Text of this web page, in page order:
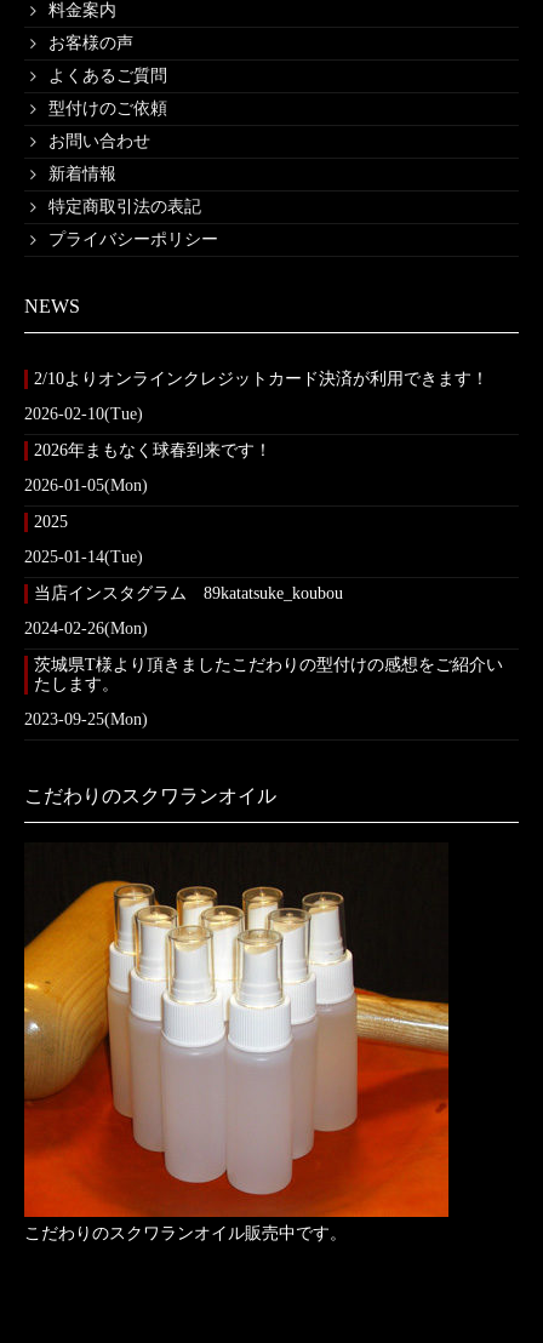
料金案内
お客様の声
よくあるご質問
型付けのご依頼
お問い合わせ
新着情報
特定商取引法の表記
プライバシーポリシー
NEWS
2/10よりオンラインクレジットカード決済が利用できます！
2026-02-10(Tue)
2026年まもなく球春到来です！
2026-01-05(Mon)
2025
2025-01-14(Tue)
当店インスタグラム 89katatsuke_koubou
2024-02-26(Mon)
茨城県T様より頂きましたこだわりの型付けの感想をご紹介い
たします。
2023-09-25(Mon)
こだわりのスクワランオイル
こだわりのスクワランオイル販売中です。